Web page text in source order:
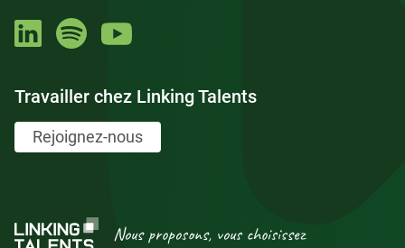
Travailler chez Linking Talents
Rejoignez-nous
Nous proposons, vous choisissez